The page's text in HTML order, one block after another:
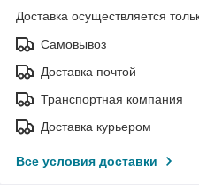
Доставка осуществляется
Самовывоз
Доставка почтой
Транспортная компания
Доставка курьером
Все условия доставки